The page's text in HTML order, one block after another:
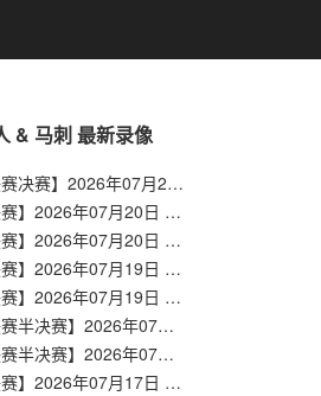
& 马刺 最新录像
【NBA夏季联赛决赛】2026年07月20日 灰熊vs勇士 全场录像在线回放
【NBA夏季联赛】2026年07月20日 猛龙vs掘金 全场录像在线回放
【NBA夏季联赛】2026年07月20日 雷霆vs篮网 全场录像在线回放
【NBA夏季联赛】2026年07月19日 太阳vs马刺 全场录像在线回放
【NBA夏季联赛】2026年07月19日 鹈鹕vs步行者 全场录像在线回放
【NBA夏季联赛半决赛】2026年07月19日 湖人vs勇士 全场录像在线回放
【NBA夏季联赛半决赛】2026年07月19日 湖人vs勇士 全场录像在线回放
【NBA夏季联赛】2026年07月17日 公牛vs湖人 全场录像在线回放